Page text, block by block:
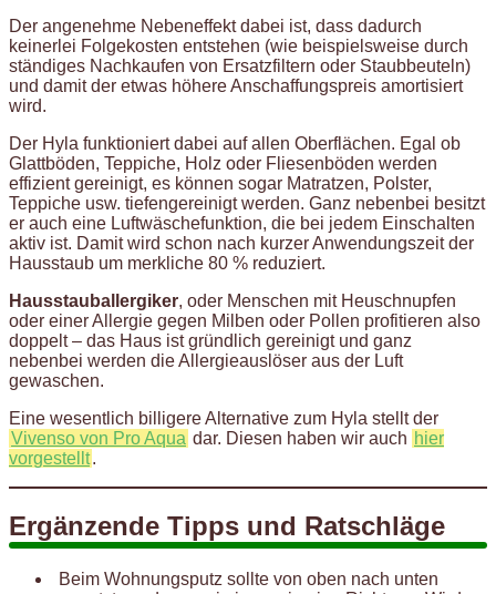
Der angenehme Nebeneffekt dabei ist, dass dadurch
keinerlei Folgekosten entstehen (wie beispielsweise durch
ständiges Nachkaufen von Ersatzfiltern oder Staubbeuteln)
und damit der etwas höhere Anschaffungspreis amortisiert
wird.
Der Hyla funktioniert dabei auf allen Oberflächen. Egal ob
Glattböden, Teppiche, Holz oder Fliesenböden werden
effizient gereinigt, es können sogar Matratzen, Polster,
Teppiche usw. tiefengereinigt werden. Ganz nebenbei besitzt
er auch eine Luftwäschefunktion, die bei jedem Einschalten
aktiv ist. Damit wird schon nach kurzer Anwendungszeit der
Hausstaub um merkliche 80 % reduziert.
Hausstauballergiker, oder Menschen mit Heuschnupfen
oder einer Allergie gegen Milben oder Pollen profitieren also
doppelt – das Haus ist gründlich gereinigt und ganz
nebenbei werden die Allergieauslöser aus der Luft
gewaschen.
Eine wesentlich billigere Alternative zum Hyla stellt der
Vivenso von Pro Aqua dar. Diesen haben wir auch hier
vorgestellt.
Ergänzende Tipps und Ratschläge
Beim Wohnungsputz sollte von oben nach unten